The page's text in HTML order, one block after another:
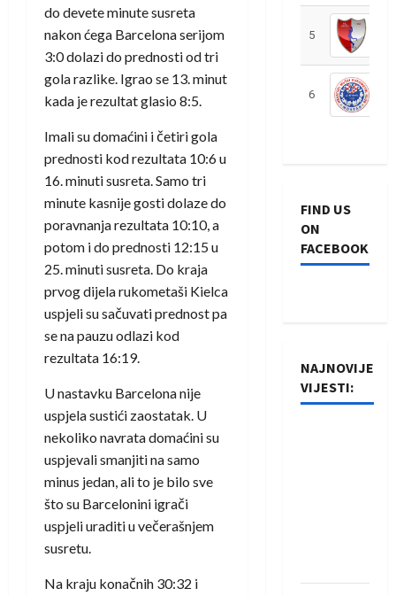
do devete minute susreta
nakon ćega Barcelona serijom
3:0 dolazi do prednosti od tri
gola razlike. Igrao se 13. minut
kada je rezultat glasio 8:5.
Imali su domaćini i četiri gola
prednosti kod rezultata 10:6 u
16. minuti susreta. Samo tri
minute kasnije gosti dolaze do
poravnanja rezultata 10:10, a
potom i do prednosti 12:15 u
25. minuti susreta. Do kraja
prvog dijela rukometaši Kielca
uspjeli su sačuvati prednost pa
se na pauzu odlazi kod
rezultata 16:19.
U nastavku Barcelona nije
uspjela sustići zaostatak. U
nekoliko navrata domaćini su
uspjevali smanjiti na samo
minus jedan, ali to je bilo sve
što su Barcelonini igrači
uspjeli uraditi u večerašnjem
susretu.
Na kraju konačnih 30:32 i
5
6
FIND US
ON
FACEBOOK
NAJNOVIJE
VIJESTI: